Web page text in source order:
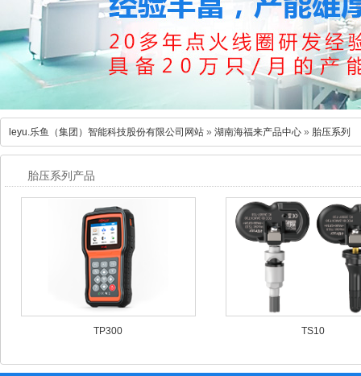
leyu.乐鱼（集团）智能科技股份有限公司网站 » 湖南海福来产品中心 » 胎压系列
胎压系列产品
TP300 TS10